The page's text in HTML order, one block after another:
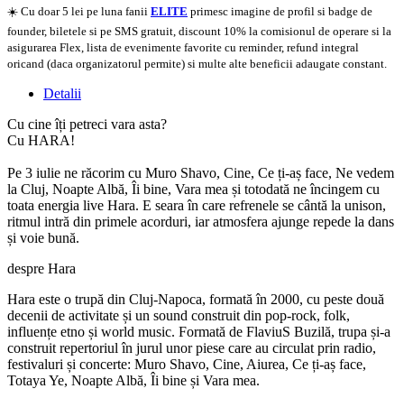
☀️ Cu doar 5 lei pe luna fanii ELITE primesc imagine de profil si badge de
founder, biletele si pe SMS gratuit, discount 10% la comisionul de operare si la
asigurarea Flex, lista de evenimente favorite cu reminder, refund integral
oricand (daca organizatorul permite) si multe alte beneficii adaugate constant.
Detalii
Cu cine îți petreci vara asta?
Cu HARA!
Pe 3 iulie ne răcorim cu Muro Shavo, Cine, Ce ți-aș face, Ne vedem
la Cluj, Noapte Albă, Îi bine, Vara mea și totodată ne încingem cu
toata energia live Hara. E seara în care refrenele se cântă la unison,
ritmul intră din primele acorduri, iar atmosfera ajunge repede la dans
și voie bună.
despre Hara
Hara este o trupă din Cluj-Napoca, formată în 2000, cu peste două
decenii de activitate și un sound construit din pop-rock, folk,
influențe etno și world music. Formată de FlaviuS Buzilă, trupa și-a
construit repertoriul în jurul unor piese care au circulat prin radio,
festivaluri și concerte: Muro Shavo, Cine, Aiurea, Ce ți-aș face,
Totaya Ye, Noapte Albă, Îi bine și Vara mea.